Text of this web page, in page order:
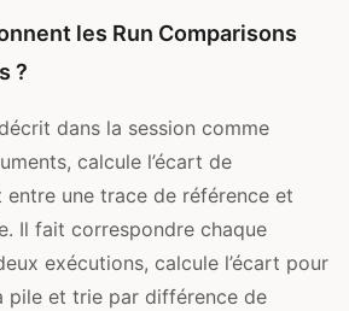
les Run Comparisons
?
dans la session comme
calcule l’écart de
une trace de référence et
Il fait correspondre chaque
exécutions, calcule l’écart pour
pile et trie par différence de